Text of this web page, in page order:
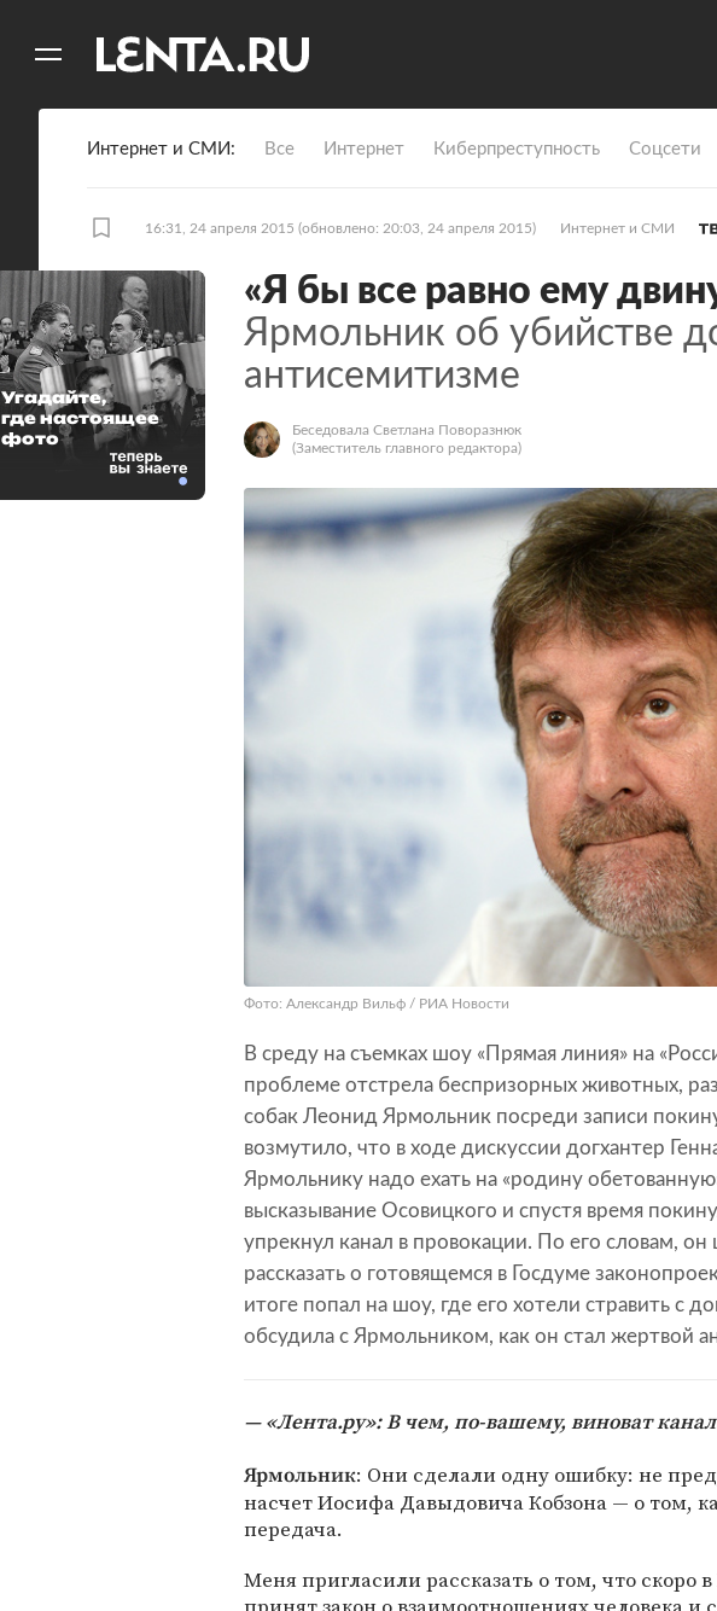
Интернет и СМИ Все Интернет Киберпреступность Coцсети
16:31, 24 апреля 2015 (обновлено: 20:03, 24 апреля 2015) Интернет и СМИ
«Я бы все равно ему
Ярмольник об убийстве
антисемитизме
Беседовала Светлана Поворазнюк
(Заместитель главного редактора)
Фото: Александр Вильф / РИА Новости
В среду на съемках шоу «Прямая линия» на
проблеме отстрела беспризорных животных,
собак Леонид Ярмольник посреди записи
возмутило, что в ходе дискуссии догхантер
Ярмольнику надо ехать на «родину
высказывание Осовицкого и спустя время
упрекнул канал в провокации. По его словам,
рассказать о готовящемся в Госдуме
итоге попал на шоу, где его хотели стравить с
обсудила с Ярмольником, как он стал жертвой
«Лента.ру»: В чем, по-вашему, виноват
Ярмольник: Они сделали одну ошибку: не
насчет Иосифа Давыдовича Кобзона — о том,
передача.
Меня пригласили рассказать о том, что скоро
Угадайте,
где настоящее
фото